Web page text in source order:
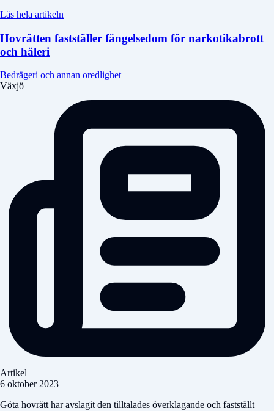
Läs hela artikeln
Hovrätten fastställer fängelsedom för narkotikabrott
och häleri
Bedrägeri och annan oredlighet
Växjö
Artikel
6 oktober 2023
Göta hovrätt har avslagit den tilltalades överklagande och fastställt